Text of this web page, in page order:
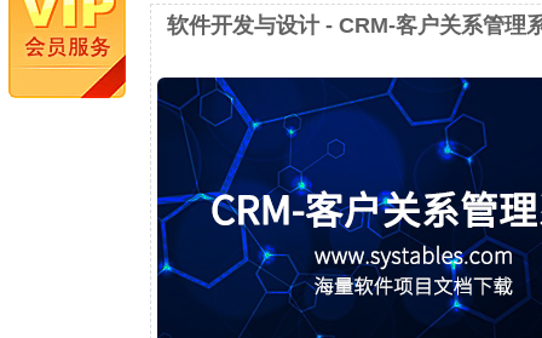
软件开发与设计 - CRM-客户关系管理